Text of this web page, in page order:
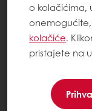
o kolačićima,
kolačiće.
pristajete na